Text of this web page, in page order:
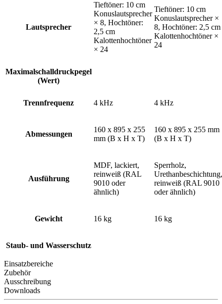
Lautsprecher
Tieftöner: 10 cm
Konuslautsprecher
× 8, Hochtöner:
2,5 cm
Kalottenhochtöner
× 24
Tieftöner: 10 cm
Konuslautsprecher ×
8, Hochtöner: 2,5 cm
Kalottenhochtöner ×
24
Maximalschalldruckpegel
(Wert)
Trennfrequenz 4 kHz 4 kHz
Abmessungen
160 x 895 x 255
mm (B x H x T)
160 x 895 x 255 mm
(B x H x T)
Ausführung
MDF, lackiert,
reinweiß (RAL
9010 oder
ähnlich)
Sperrholz,
Urethanbeschichtung,
reinweiß (RAL 9010
oder ähnlich)
Gewicht 16 kg 16 kg
Staub- und Wasserschutz
Einsatzbereiche
Zubehör
Ausschreibung
Downloads